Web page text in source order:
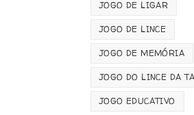
JOGO DE LIGAR
JOGO DE LINCE
JOGO DE MEMÓRIA
JOGO DO LINCE DA
JOGO EDUCATIVO